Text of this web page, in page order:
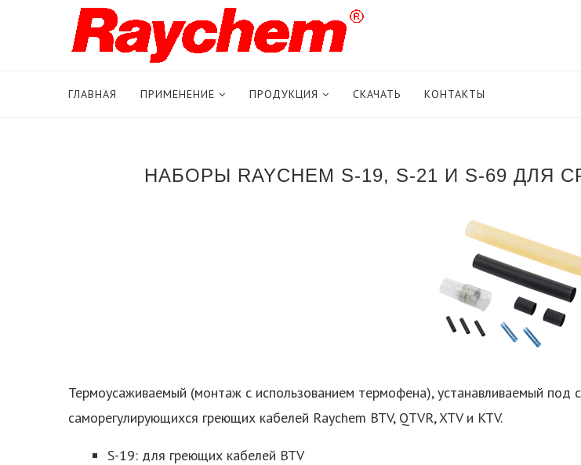
ГЛАВНАЯ ПРИМЕНЕНИЕ ПРОДУКЦИЯ СКАЧАТЬ КОНТАКТЫ
НАБОРЫ RAYCHEM S-19, S-21 И S-69
Термоусаживаемый (монтаж с использованием термофена), устанавливаемый
саморегулирующихся греющих кабелей Raychem BTV, QTVR, XTV и KTV.
S-19: для греющих кабелей BTV